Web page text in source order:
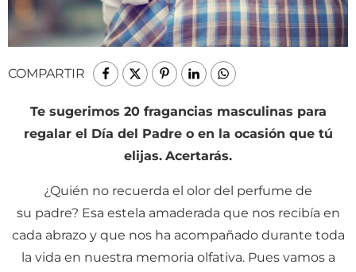
COMPARTIR
Te sugerimos 20 fragancias masculinas para
regalar el Día del Padre o en la ocasión que tú
elijas. Acertarás.
¿Quién no recuerda el olor del perfume de
su padre? Esa estela amaderada que nos recibía en
cada abrazo y que nos ha acompañado durante toda
la vida en nuestra memoria olfativa. Pues vamos a